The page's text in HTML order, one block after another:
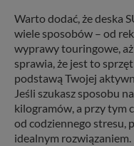
Warto dodać, że deska
wiele sposobów – od
wyprawy touringowe,
sprawia, że jest to
podstawą Twojej
Jeśli szukasz sposobu
kilogramów, a przy tym
od codziennego stresu,
idealnym rozwiązaniem.